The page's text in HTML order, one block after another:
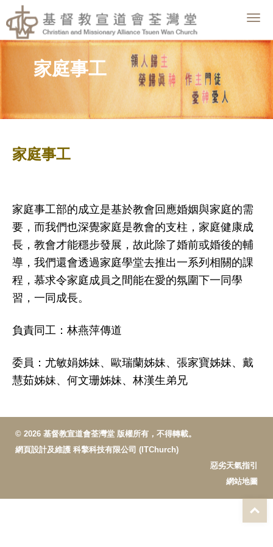
家庭事工
家庭事工
家庭事工部的成立是基於教會回應婚姻與家庭的需
要，而我們也深覺家庭是教會的支柱，家庭健康成
長，教會才能穩步發展，故此除了婚前或婚後的輔
導， 我們還會透過家庭學堂去推出一系列相關的課
程，慕求令家庭成員之間能在愛的氛圍下一同學
習，一同成長。
負責同工：林燕萍傳道
委員：尤敏娟姊妹、歐瑞蘭姊妹、張家寶姊妹、戴
慧茹姊妹、何文珊姊妹、林漢生弟兄
© 2026 基督教宣道會荃灣堂 版權所有，不得轉載。
網頁設計及維護 科擎科技有限公司 (ITChurch)
惡劣天氣指引
網站地圖